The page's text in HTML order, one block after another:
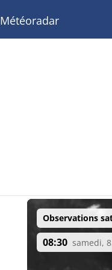
Météoradar
Observations
08:30 samedi,